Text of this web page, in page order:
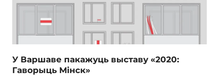
У Варшаве пакажуць выставу «2020:
Гаворыць Мінск»